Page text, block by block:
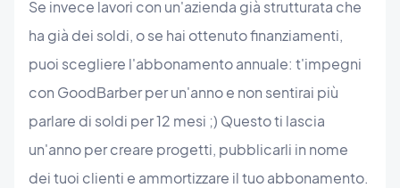
Se invece lavori con un'azienda già strutturata che
ha già dei soldi, o se hai ottenuto finanziamenti,
puoi scegliere l'abbonamento annuale: t'impegni
con GoodBarber per un'anno e non sentirai più
parlare di soldi per 12 mesi ;) Questo ti lascia
un'anno per creare progetti, pubblicarli in nome
dei tuoi clienti e ammortizzare il tuo abbonamento.